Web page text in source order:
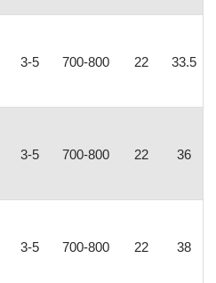
3-5 700-800 22 33.5
3-5 700-800 22 36
3-5 700-800 22 38